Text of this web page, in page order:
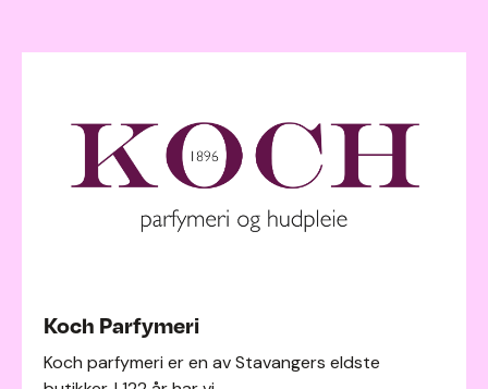
Koch Parfymeri
Koch parfymeri er en av Stavangers eldste